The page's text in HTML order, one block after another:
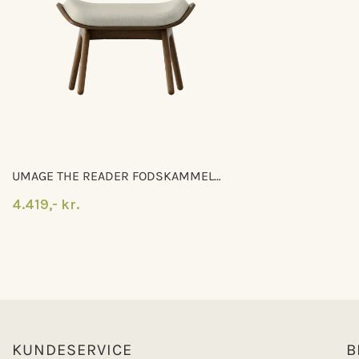
UMAGE THE READER FODSKAMMEL
4.419,- kr.
KUNDESERVICE